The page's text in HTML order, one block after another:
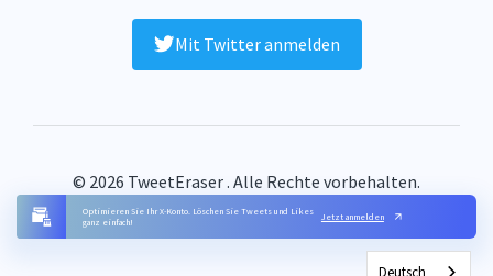
Optimieren Sie Ihr X-Konto. Löschen Sie Tweets und Likes
ganz einfach!
Jetzt anmelden
Mit Twitter anmelden
© 2026 TweetEraser . Alle Rechte vorbehalten.
FAQ
Bedingungen Datenschutz Kontakt
Deutsch